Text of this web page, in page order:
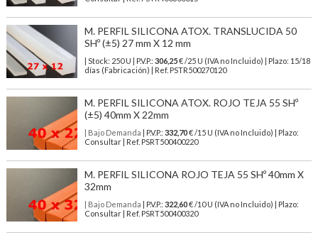
M. PERFIL SILICONA ATOX. TRANSLUCIDA 50
SHº (±5) 27 mm X 12 mm
| Stock: 250 U | P.V.P.: 306,25€/25 U (IVA no Incluido)
| Plazo: 15/18
días (Fabricación) | Ref. PSTR500270120
M. PERFIL SILICONA ATOX. ROJO TEJA 55 SHº
(±5) 40mm X 22mm
| Bajo Demanda | P.V.P.: 332,70€ /15 U (IVA no Incluido) | Plazo:
Consultar | Ref. PSRT500400220
M. PERFIL SILICONA ROJO TEJA 55 SHº 40mm X
32mm
| Bajo Demanda | P.V.P.: 322,60€ /10 U (IVA no Incluido) | Plazo:
Consultar | Ref. PSRT500400320